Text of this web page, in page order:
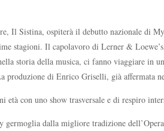
Il Sistina, ospiterà il debutto nazionale di
stagioni. Il capolavoro di Lerner &
storia della musica, ci fanno viaggiare in
produzione di Enrico Griselli, già affermata
con uno show trasversale e di respiro
dalla migliore tradizione